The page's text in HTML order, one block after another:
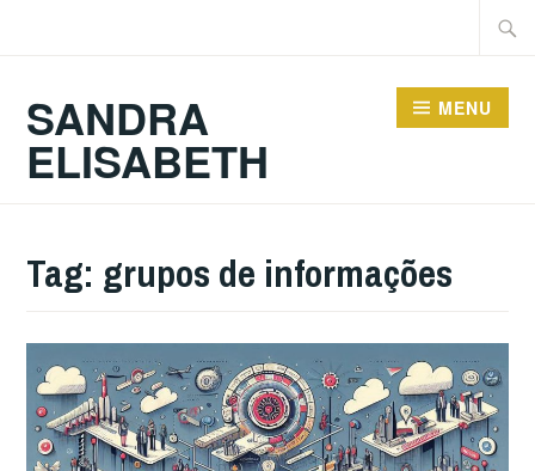
SANDRA
ELISABETH
MENU
Tag: grupos de informações